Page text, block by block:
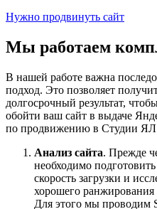
Нужно продвинуть сайт
Мы работаем
В нашей работе важна
подход. Это позволяет
долгосрочный результат,
обойти ваш сайт в выдаче
по продвижению в Студии ЯЛ
Анализ сайта. Прежде
необходимо
скорость загрузки и
хорошего ранжирования
Для этого мы проводим